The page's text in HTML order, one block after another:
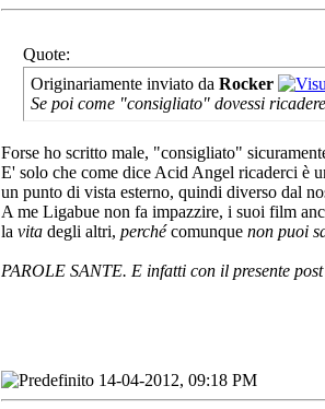
Quote:
Originariamente inviato da Rocker
Se poi come "consigliato" dovessi
Forse ho scritto male, "consigliato"
E' solo che come dice Acid Angel ricaderci è
un punto di vista esterno, quindi diverso dal
A me Ligabue non fa impazzire, i suoi film
la vitadegli altri, perchécomunque non puoi
PAROLE SANTE. E infatti con il presente
14-04-2012, 09:18 PM